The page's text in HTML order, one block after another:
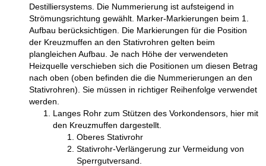
Destilliersystems. Die Nummerierung ist aufsteigend in
Strömungsrichtung gewählt. Marker-Markierungen beim 1.
Aufbau berücksichtigen. Die Markierungen für die Position
der Kreuzmuffen an den Stativrohren gelten beim
plangleichen Aufbau. Je nach Höhe der verwendeten
Heizquelle verschieben sich die Positionen um diesen Betrag
nach oben (oben befinden die die Nummerierungen an den
Stativrohren). Sie müssen in richtiger Reihenfolge verwendet
werden.
Langes Rohr zum Stützen des Vorkondensors, hier mit
den Kreuzmuffen dargestellt.
Oberes Stativrohr
Stativrohr-Verlängerung zur Vermeidung von
Sperrgutversand.